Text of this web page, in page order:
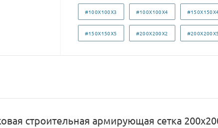
#100X100X3 #100X100X4
#150X150X5 #200X200X2 #200X200X5
строительная армирующая сетка